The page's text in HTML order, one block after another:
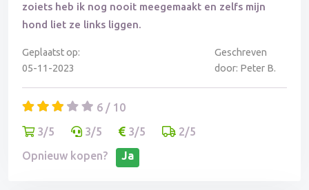
zoiets heb ik nog nooit meegemaakt en zelfs mijn
hond liet ze links liggen.
Geplaatst op:
05-11-2023
Geschreven
door: Peter B.
6 / 10
3/5
3/5 3/5
2/5
Opnieuw kopen?
Ja